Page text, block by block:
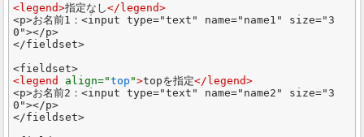
<legend>指定なし</legend>
<p>お名前1：<input type="text" name="name1" size="3
0"></p>
</fieldset>
<legend align="top ">topを指定</legend>
<p>お名前2：<input type="text" name="name2" size="3
0"></p>
</fieldset>